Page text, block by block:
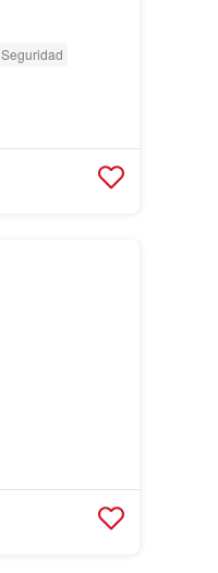
Seguridad